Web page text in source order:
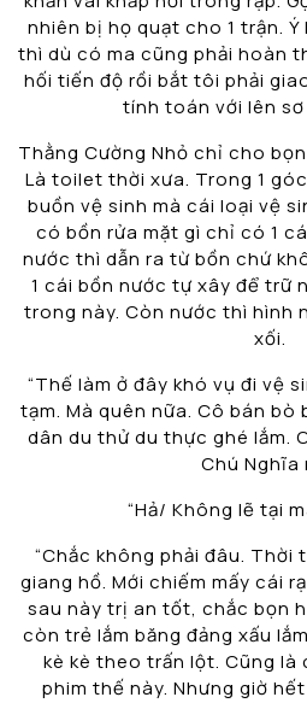
nhiên bị họ quạt cho 1 trận.
thì dù có ma cũng phải hoàn
hối tiến độ rồi bắt tôi phải
tính toán với lên sơ
Thằng Cường Nhỏ chỉ cho
Là toilet thời xưa. Trong 1
buồn vệ sinh mà cái loại vệ
có bồn rửa mặt gì chỉ có 1
nước thì dẫn ra từ bồn chứ
1 cái bồn nước tự xây để trữ
trong này. Còn nước thì hình
xối.
“Thế làm ở đây khó vụ đi vệ
tạm. Mà quên nữa. Cô bán
dân du thử du thực ghé lắm.
Chú Nghĩa
“Hả/ Không lẽ tại
“Chắc không phải đâu. Thời
giang hồ. Mới chiếm mấy cái
sau này trị an tốt, chắc bọn
còn trẻ lắm băng đảng xấu
kè kè theo trấn lột. Cũng là
phim thế này. Nhưng giờ